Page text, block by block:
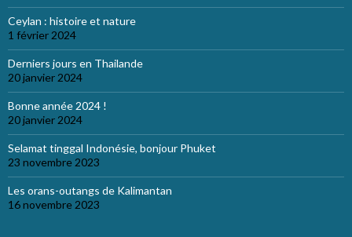
Ceylan : histoire et nature
1 février 2024
Derniers jours en Thailande
20 janvier 2024
Bonne année 2024 !
20 janvier 2024
Selamat tinggal Indonésie, bonjour Phuket
23 novembre 2023
Les orans-outangs de Kalimantan
16 novembre 2023